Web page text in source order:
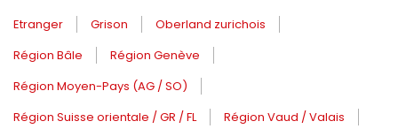
Etranger Grison
Oberland zurichois
Région Bâle
Région Genève
Région Moyen-Pays (AG / SO)
Région Suisse orientale / GR / FL
Région Vaud / Valais